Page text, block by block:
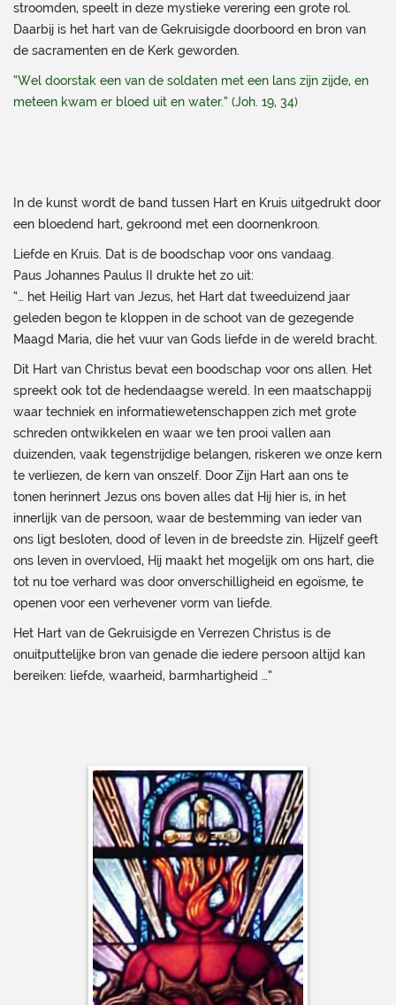
stroomden, speelt in deze mystieke verering een grote rol.
Daarbij is het hart van de Gekruisigde doorboord en bron van
de sacramenten en de Kerk geworden.
“Wel doorstak een van de soldaten met een lans zijn zijde, en
meteen kwam er bloed uit en water.” (Joh. 19, 34)
In de kunst wordt de band tussen Hart en Kruis uitgedrukt door
een bloedend hart, gekroond met een doornenkroon.
Liefde en Kruis. Dat is de boodschap voor ons vandaag.
Paus Johannes Paulus II drukte het zo uit:
“… het Heilig Hart van Jezus, het Hart dat tweeduizend jaar
geleden begon te kloppen in de schoot van de gezegende
Maagd Maria, die het vuur van Gods liefde in de wereld bracht.
Dit Hart van Christus bevat een boodschap voor ons allen. Het
spreekt ook tot de hedendaagse wereld. In een maatschappij
waar techniek en informatiewetenschappen zich met grote
schreden ontwikkelen en waar we ten prooi vallen aan
duizenden, vaak tegenstrijdige belangen, riskeren we onze kern
te verliezen, de kern van onszelf. Door Zijn Hart aan ons te
tonen herinnert Jezus ons boven alles dat Hij hier is, in het
innerlijk van de persoon, waar de bestemming van ieder van
ons ligt besloten, dood of leven in de breedste zin. Hijzelf geeft
ons leven in overvloed, Hij maakt het mogelijk om ons hart, die
tot nu toe verhard was door onverschilligheid en egoïsme, te
openen voor een verhevener vorm van liefde.
Het Hart van de Gekruisigde en Verrezen Christus is de
onuitputtelijke bron van genade die iedere persoon altijd kan
bereiken: liefde, waarheid, barmhartigheid …”